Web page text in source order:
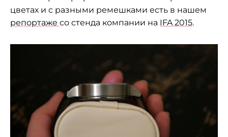
цветах и с разными ремешками есть в нашем
репортаже со стенда компании на IFA 2015.